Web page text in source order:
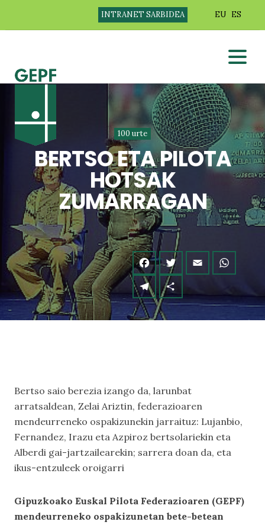
INTRANET SARBIDEA EU ES
100 urte
BERTSO ETA PILOTA
HOTSAK
ZUMARRAGAN
Bertso saio berezia izango da, larunbat
arratsaldean, Zelai Ariztin, federazioaren
mendeurreneko ospakizunekin jarraituz: Lujanbio,
Fernandez, Irazu eta Azpiroz bertsolariekin eta
Alberdi gai-jartzailearekin; sarrera doan da, eta
ikus-entzuleek oroigarri
Gipuzkoako Euskal Pilota Federazioaren (GEPF)
mendeurreneko ospakizunetan bete-betean